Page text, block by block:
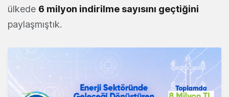
ülkede 6 milyon indirilme sayısını geçtiğini
paylaşmıştık.